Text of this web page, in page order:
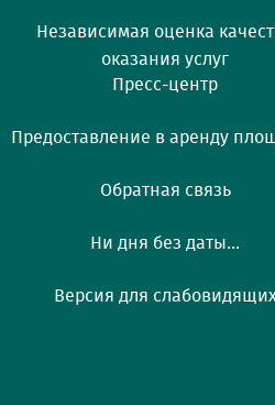
Независимая оценка
оказания услуг
Пресс-центр
Предоставление в аренду
Обратная связь
Ни дня без даты...
Версия для слабовидящих